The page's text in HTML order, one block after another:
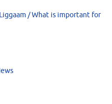
/ What is important for